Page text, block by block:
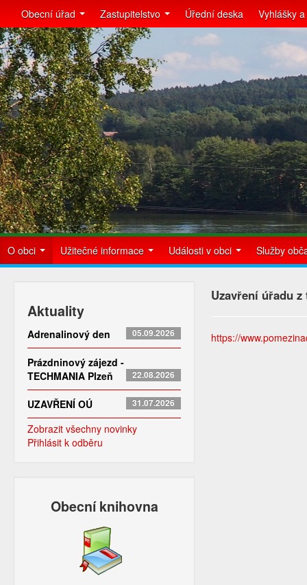
Obecní úřad Zastupitelstvo Úřední deska Vyhlášky
O obci Užitečné informace Události v obci Služby
Aktuality
Adrenalinový den 05.09.2026
Prázdninový zájezd -
TECHMANIA Plzeň
22.08.2026
UZAVŘENÍ OÚ 31.07.2026
Zobrazit všechny novinky
Přihlásit k odběru
Obecní knihovna
Uzavření úřadu
https://